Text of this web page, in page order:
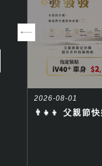
2026-08-01
👨‍👧‍👦 父親節
View